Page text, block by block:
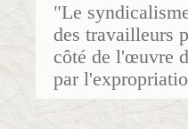
"Le
des travailleurs
côté de l'œuvre
par